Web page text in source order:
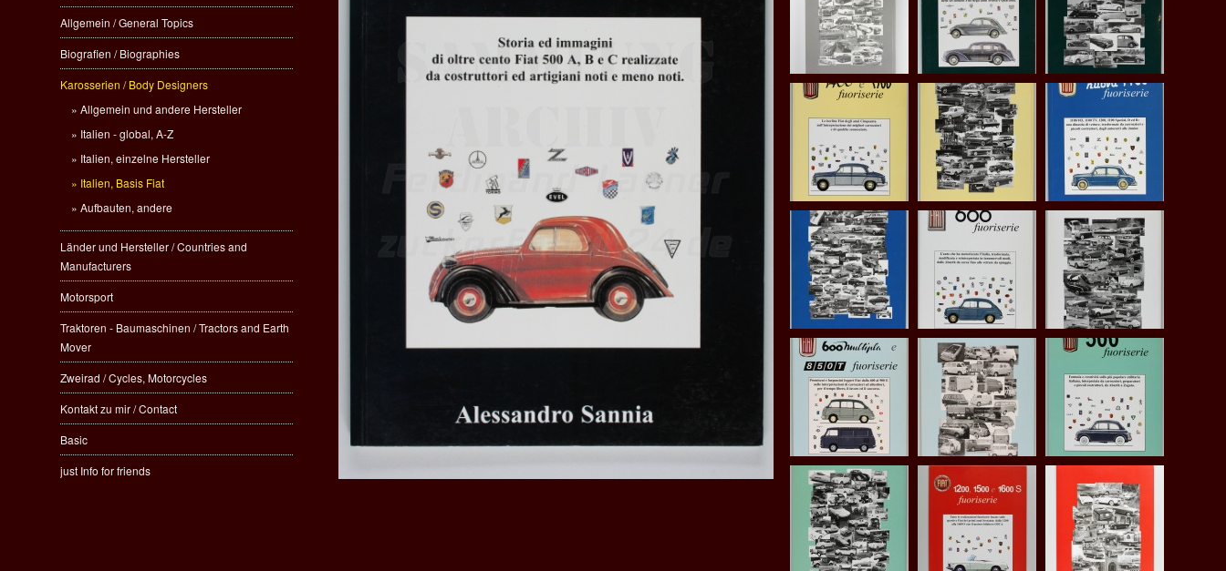
Allgemein / General Topics
Biografien / Biographies
Karosserien / Body Designers
Allgemein und andere Hersteller
Italien - global, A-Z
Italien, einzelne Hersteller
Italien, Basis Fiat
Aufbauten, andere
Länder und Hersteller / Countries and
Manufacturers
Motorsport
Traktoren - Baumaschinen / Tractors and Earth
Mover
Zweirad / Cycles, Motorcycles
Kontakt zu mir / Contact
Basic
just Info for friends